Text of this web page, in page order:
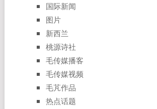
国际新闻
图片
新西兰
桃源诗社
毛传媒播客
毛传媒视频
毛芃作品
热点话题